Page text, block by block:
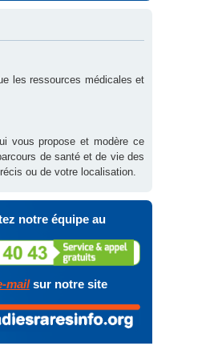
les ressources médicales et
vous propose et modère ce
de santé et de vie des
ou de votre localisation.
notre équipe au
mailsur notre site